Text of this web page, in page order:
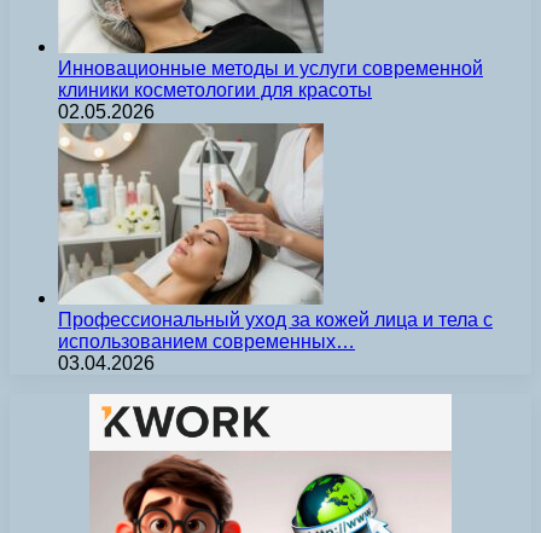
Инновационные методы и услуги современной
клиники косметологии для красоты
02.05.2026
Профессиональный уход за кожей лица и тела с
использованием современных…
03.04.2026